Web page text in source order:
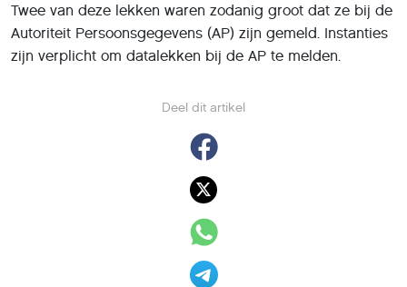
Deel dit artikel
Twee van deze lekken waren zodanig groot dat ze bij de
Autoriteit Persoonsgegevens (AP) zijn gemeld. Instanties
zijn verplicht om datalekken bij de AP te melden.